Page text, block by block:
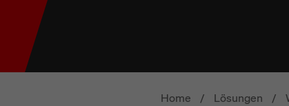
Home / Lösungen /